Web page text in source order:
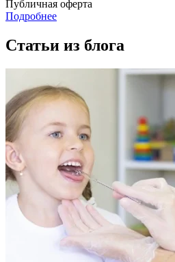
Публичная оферта
Подробнее
Статьи из блога